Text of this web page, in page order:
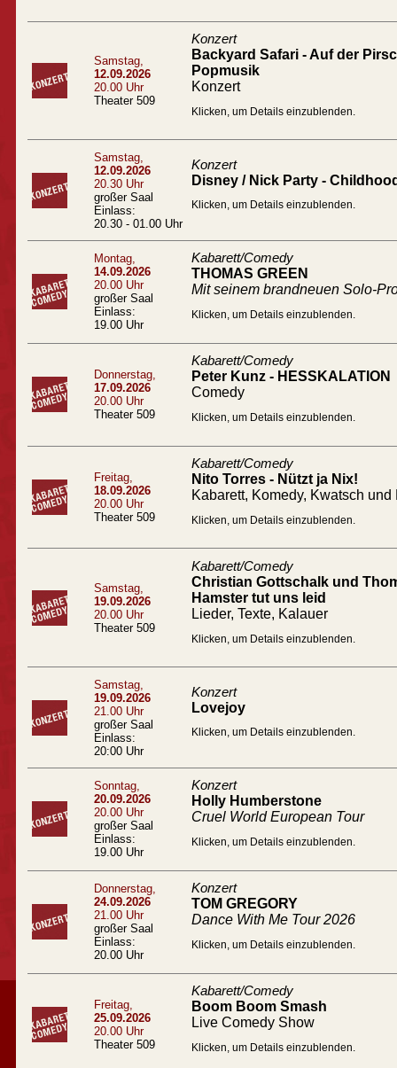
Samstag,
12.09.2026
20.00 Uhr
Theater 509
Konzert
Backyard Safari - Auf der
Popmusik
Konzert
Klicken, um Details einzublenden.
Samstag,
12.09.2026
20.30 Uhr
großer Saal
Einlass:
20.30 - 01.00 Uhr
Konzert
Disney / Nick Party -
Klicken, um Details einzublenden.
Montag,
14.09.2026
20.00 Uhr
großer Saal
Einlass:
19.00 Uhr
Kabarett/Comedy
THOMAS GREEN
Mit seinem brandneuen Solo-
Klicken, um Details einzublenden.
Donnerstag,
17.09.2026
20.00 Uhr
Theater 509
Kabarett/Comedy
Peter Kunz - HESSKALATION
Comedy
Klicken, um Details einzublenden.
Freitag,
18.09.2026
20.00 Uhr
Theater 509
Kabarett/Comedy
Nito Torres - Nützt ja Nix!
Kabarett, Komedy, Kwatsch und
Klicken, um Details einzublenden.
Samstag,
19.09.2026
20.00 Uhr
Theater 509
Kabarett/Comedy
Christian Gottschalk und
Hamster tut uns leid
Lieder, Texte, Kalauer
Klicken, um Details einzublenden.
Samstag,
19.09.2026
21.00 Uhr
großer Saal
Einlass:
20:00 Uhr
Konzert
Lovejoy
Klicken, um Details einzublenden.
Sonntag,
20.09.2026
20.00 Uhr
großer Saal
Einlass:
19.00 Uhr
Konzert
Holly Humberstone
Cruel World European Tour
Klicken, um Details einzublenden.
Donnerstag,
24.09.2026
21.00 Uhr
großer Saal
Einlass:
20.00 Uhr
Konzert
TOM GREGORY
Dance With Me Tour 2026
Klicken, um Details einzublenden.
Freitag,
25.09.2026
20.00 Uhr
Theater 509
Kabarett/Comedy
Boom Boom Smash
Live Comedy Show
Klicken, um Details einzublenden.